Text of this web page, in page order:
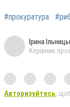
#прокуратура
Ірина
Керівник
Авторизуйтесь,